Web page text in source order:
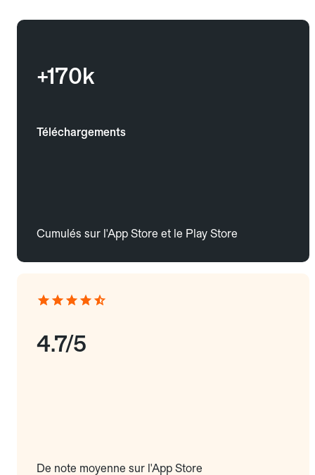
+170k
Téléchargements
Cumulés sur l'App Store et le Play Store
4.7/5
De note moyenne sur l'App Store